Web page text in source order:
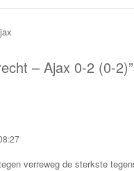
– Ajax 0-2 (0-2)”
verreweg de sterkste